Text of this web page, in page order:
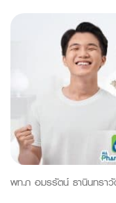
พท.ภ อมรรัตน์ ธานินทรา